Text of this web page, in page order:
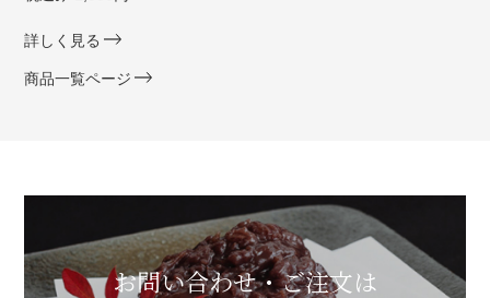
詳しく見る
商品一覧ページ
お問い合わせ・ご注文は